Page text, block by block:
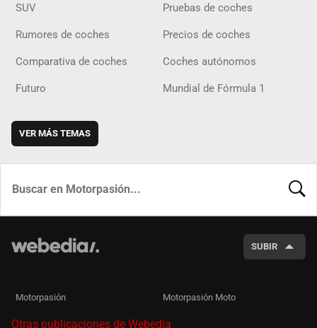
SUV Pruebas de coches
Rumores de coches Precios de coches
Comparativa de coches Coches autónomos
Futuro Mundial de Fórmula 1
VER MÁS TEMAS
SUBIR
Motorpasión Motorpasión Moto
Otras publicaciones de Webedia